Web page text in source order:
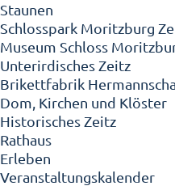
Staunen
Schlosspark Moritzburg
Museum Schloss
Unterirdisches Zeitz
Brikettfabrik
Dom, Kirchen und Klöster
Historisches Zeitz
Rathaus
Erleben
Veranstaltungskalender